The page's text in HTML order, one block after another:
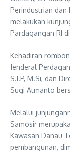
Perindustrian dan
melakukan
Pardagangan RI
Kehadiran
Jenderal
S.I.P, M.Si, dan
Sugi Atmanto
Melalui
Samosir
Kawasan Danau
pembangunan,